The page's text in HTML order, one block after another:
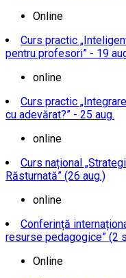
Online
Curs practic
pentru profesori” - 19
online
Curs practic
cu adevărat?” - 25 aug.
online
Curs național
Răsturnată” (26 aug.)
online
Conferință
resurse pedagogice” (2
Online